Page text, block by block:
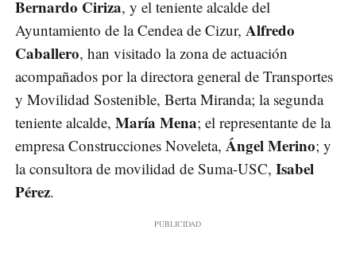
Bernardo Ciriza, y el teniente alcalde del
Ayuntamiento de la Cendea de Cizur, Alfredo
Caballero, han visitado la zona de actuación
acompañados por la directora general de Transportes
y Movilidad Sostenible, Berta Miranda; la segunda
teniente alcalde, María Mena; el representante de la
empresa Construcciones Noveleta, Ángel Merino; y
la consultora de movilidad de Suma-USC, Isabel
Pérez.